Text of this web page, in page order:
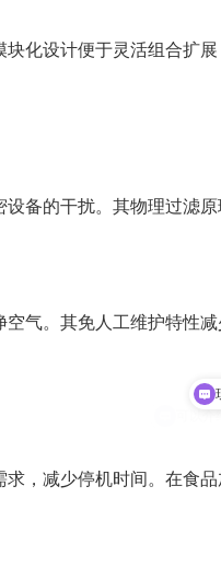
化设计便于灵活组合扩
备的干扰。其物理过滤
气。其免人工维护特性减
，减少停机时间。在食
可以